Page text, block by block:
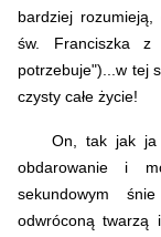
bardziej rozumieją,
św. Franciszka
potrzebuje")...w tej
czysty całe życie!
On, tak jak ja
obdarowanie i
sekundowym
odwróconą twarzą